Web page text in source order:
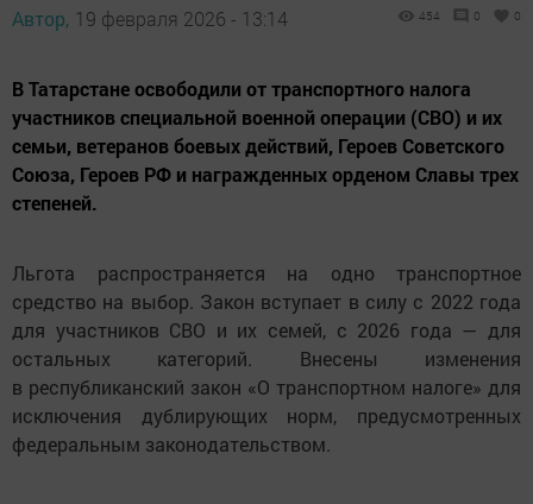
Автор, 19 февраля 2026 - 13:14 454 0 0
В Татарстане освободили от транспортного налога
участников специальной военной операции (СВО) и их
семьи, ветеранов боевых действий, Героев Советского
Союза, Героев РФ и награжденных орденом Славы трех
степеней.
Льгота распространяется на одно транспортное
средство на выбор. Закон вступает в силу с 2022 года
для участников СВО и их семей, с 2026 года — для
остальных категорий. Внесены изменения
в республиканский закон «О транспортном налоге» для
исключения дублирующих норм, предусмотренных
федеральным законодательством.